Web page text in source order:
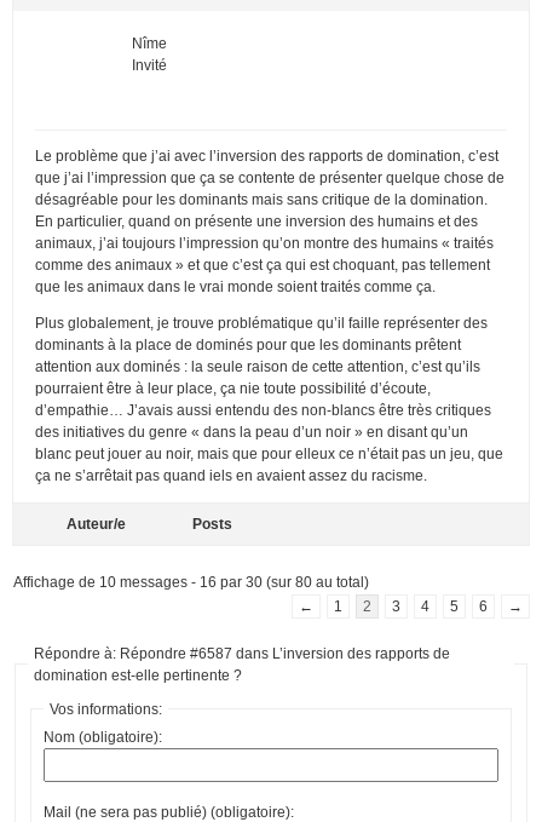
Nîme
Invité
Le problème que j’ai avec l’inversion des rapports de domination, c’est
que j’ai l’impression que ça se contente de présenter quelque chose de
désagréable pour les dominants mais sans critique de la domination.
En particulier, quand on présente une inversion des humains et des
animaux, j’ai toujours l’impression qu’on montre des humains « traités
comme des animaux » et que c’est ça qui est choquant, pas tellement
que les animaux dans le vrai monde soient traités comme ça.
Plus globalement, je trouve problématique qu’il faille représenter des
dominants à la place de dominés pour que les dominants prêtent
attention aux dominés : la seule raison de cette attention, c’est qu’ils
pourraient être à leur place, ça nie toute possibilité d’écoute,
d’empathie… J’avais aussi entendu des non-blancs être très critiques
des initiatives du genre « dans la peau d’un noir » en disant qu’un
blanc peut jouer au noir, mais que pour elleux ce n’était pas un jeu, que
ça ne s’arrêtait pas quand iels en avaient assez du racisme.
Auteur/e Posts
Affichage de 10 messages - 16 par 30 (sur 80 au total)
←
1 2 3 4 5 6 →
Répondre à: Répondre #6587 dans L’inversion des rapports de
domination est-elle pertinente ?
Vos informations:
Nom (obligatoire):
Mail (ne sera pas publié) (obligatoire):